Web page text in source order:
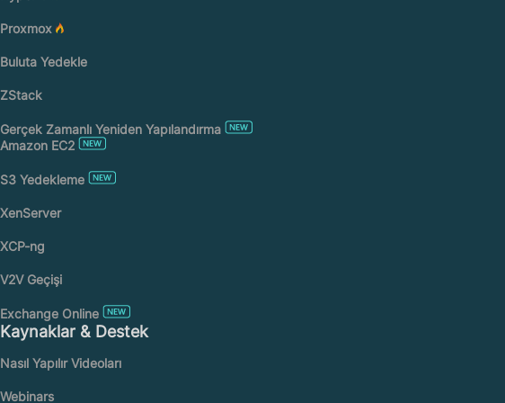
Proxmox
Buluta Yedekle
ZStack
Gerçek Zamanlı Yeniden Yapılandırma
Amazon EC2
S3 Yedekleme
XenServer
XCP-ng
V2V Geçişi
Exchange Online
Kaynaklar & Destek
Nasıl Yapılır Videoları
Webinars